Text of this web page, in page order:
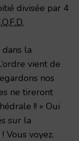
divisée par 4
la
vient de
nos
ne tireront
!! » Oui
sur la
Vous voyez.